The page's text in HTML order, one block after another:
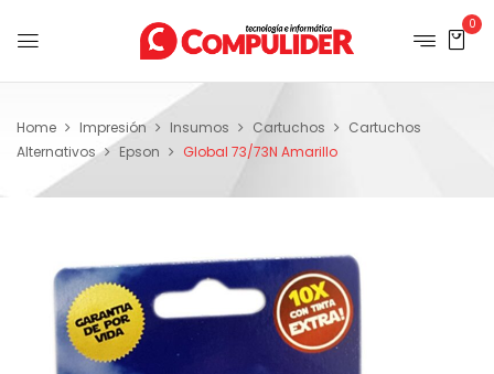
0
Home Impresión Insumos Cartuchos
Cartuchos
Alternativos
Epson Global 73/73N Amarillo